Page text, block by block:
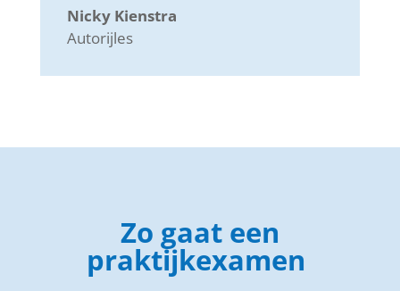
Nicky Kienstra
Autorijles
Zo gaat een
praktijkexamen